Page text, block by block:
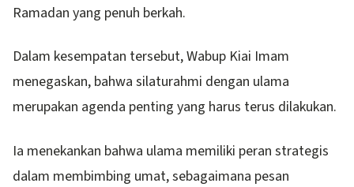
Ramadan yang penuh berkah.
Dalam kesempatan tersebut, Wabup Kiai Imam
menegaskan, bahwa silaturahmi dengan ulama
merupakan agenda penting yang harus terus dilakukan.
Ia menekankan bahwa ulama memiliki peran strategis
dalam membimbing umat, sebagaimana pesan